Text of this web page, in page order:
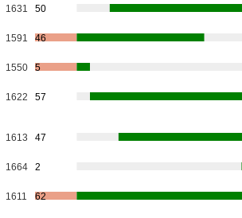
1631 50
1591 46
1550 5
1622 57
1613 47
1664 2
1611 62